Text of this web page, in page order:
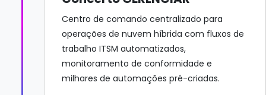
Centro de comando centralizado para
operações de nuvem híbrida com fluxos de
trabalho ITSM automatizados,
monitoramento de conformidade e
milhares de automações pré-criadas.